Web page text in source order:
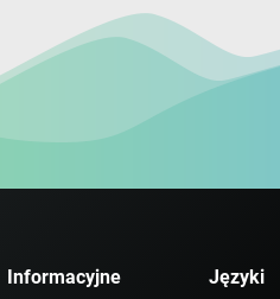
Informacyjne Języki